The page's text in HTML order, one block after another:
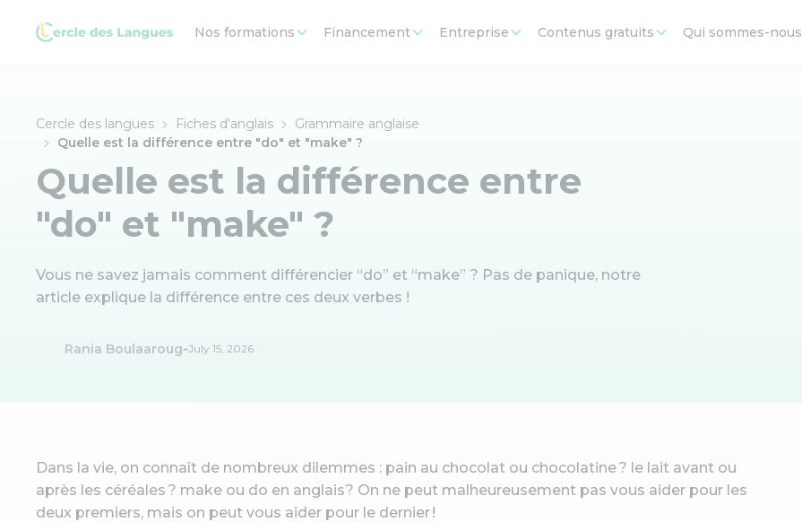
Nos formations Financement Entreprise Contenus gratuits Qui sommes-nous
Cercle des langues Fiches d'anglais
Grammaire anglaise
Quelle est la différence entre "do" et "make" ?
Quelle est la différence entre
"do" et "make" ?
Vous ne savez jamais comment différencier “do” et “make” ? Pas de panique, notre
article explique la différence entre ces deux verbes !
Rania Boulaaroug-July 15, 2026
Dans la vie, on connaît de nombreux dilemmes : pain au chocolat ou chocolatine ? le lait avant ou
après les céréales ? make ou do en anglais? On ne peut malheureusement pas vous aider pour les
deux premiers, mais on peut vous aider pour le dernier !